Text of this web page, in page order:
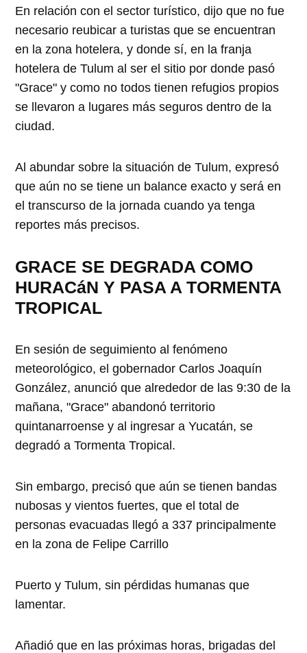
En relación con el sector turístico, dijo que no fue
necesario reubicar a turistas que se encuentran
en la zona hotelera, y donde sí, en la franja
hotelera de Tulum al ser el sitio por donde pasó
"Grace" y como no todos tienen refugios propios
se llevaron a lugares más seguros dentro de la
ciudad.
Al abundar sobre la situación de Tulum, expresó
que aún no se tiene un balance exacto y será en
el transcurso de la jornada cuando ya tenga
reportes más precisos.
GRACE SE DEGRADA COMO
HURACáN Y PASA A TORMENTA
TROPICAL
En sesión de seguimiento al fenómeno
meteorológico, el gobernador Carlos Joaquín
González, anunció que alrededor de las 9:30 de la
mañana, "Grace" abandonó territorio
quintanarroense y al ingresar a Yucatán, se
degradó a Tormenta Tropical.
Sin embargo, precisó que aún se tienen bandas
nubosas y vientos fuertes, que el total de
personas evacuadas llegó a 337 principalmente
en la zona de Felipe Carrillo
Puerto y Tulum, sin pérdidas humanas que
lamentar.
Añadió que en las próximas horas, brigadas del